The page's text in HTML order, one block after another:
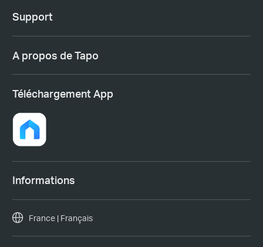
Support
A propos de Tapo
Téléchargement App
Informations
France | Français